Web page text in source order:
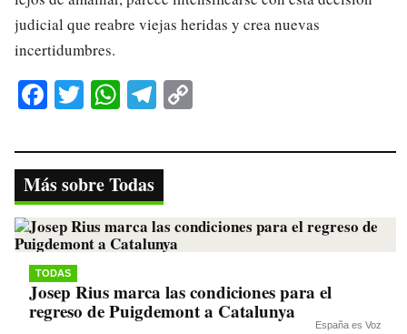
judicial que reabre viejas heridas y crea nuevas
incertidumbres.
Fa
bo
ok
T
tte
r
W
ts
A
pp
Te
gr
a
m
y
nk
Más sobre Todas
TODAS
Josep Rius marca las condiciones para el
regreso de Puigdemont a Catalunya
España es Voz